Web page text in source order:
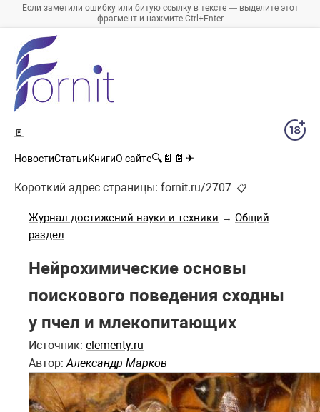
Если заметили ошибку или битую ссылку в тексте — выделите этот
фрагмент и нажмите Ctrl+Enter
🚪
НовостиСтатьиКнигиО сайте🔍 📄 📄 ✈
Короткий адрес страницы: fornit.ru/2707 📋
Журнал достижений науки и техники → Общий
раздел
Нейрохимические основы
поискового поведения сходны
у пчел и млекопитающих
Источник: elementy.ru
Автор: Александр Марков